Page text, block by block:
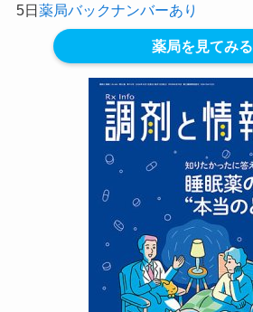
5日薬局バックナンバーあり
薬局を見てみる